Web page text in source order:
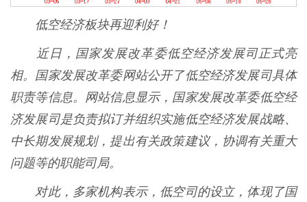
低空经济板块再迎利好！
近日，国家发展改革委低空经济发展司正式亮
相。国家发展改革委网站公开了低空经济发展司具体
职责等信息。网站信息显示，国家发展改革委低空经
济发展司是负责拟订并组织实施低空经济发展战略、
中长期发展规划，提出有关政策建议，协调有关重大
问题等的职能司局。
对此，多家机构表示，低空司的设立，体现了国